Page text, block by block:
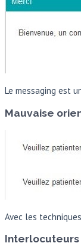
Le messaging est
Mauvaise
Avec les